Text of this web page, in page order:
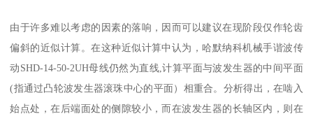
由于许多难以考虑的因素的落响，因而可以建议在现阶段仅作轮齿
偏斜的近似计算。在这种近似计算中认为，哈默纳科机械手谐波传
动SHD-14-50-2UH母线仍然为直线,计算平面与波发生器的中间平面
(指通过凸轮波发生器滚珠中心的平面）相重合。分析得出，在啮入
始点处，在后端面处的侧隙较小，而在波发生器的长轴区内，则在